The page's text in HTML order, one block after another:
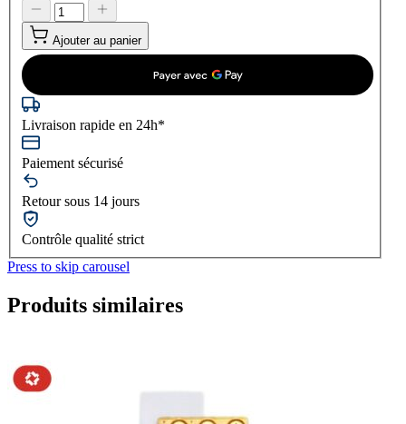
Ajouter au panier
Livraison rapide en 24h*
Paiement sécurisé
Retour sous 14 jours
Contrôle qualité strict
Press to skip carousel
Produits similaires